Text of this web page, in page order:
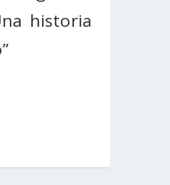
historia